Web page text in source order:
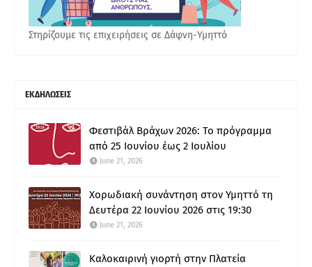
Στηρίζουμε τις επιχειρήσεις σε Δάφνη-Υμηττό
ΕΚΔΗΛΩΣΕΙΣ
Φεστιβάλ Βράχων 2026: Το πρόγραμμα
από 25 Ιουνίου έως 2 Ιουλίου
June 21, 2026
Χορωδιακή συνάντηση στον Υμηττό τη
Δευτέρα 22 Ιουνίου 2026 στις 19:30
June 21, 2026
Καλοκαιρινή γιορτή στην Πλατεία